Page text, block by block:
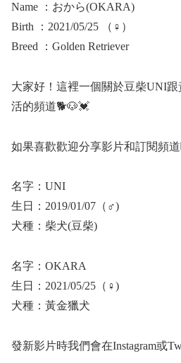
Name ：おから(OKARA)
Birth ：2021/05/25 （♀）
Breed ：Golden Retriever
大家好！這裡一個關於豆柴UNI
活的頻道🐕🐶💓
如果喜歡歡迎分享影片和訂閱頻
名字：UNI
生日：2019/01/07（♂)
犬種：柴犬(豆柴)
名字：OKARA
生日：2021/05/25（♀)
犬種：黃金獵犬
發新影片時我們會在Instagram或